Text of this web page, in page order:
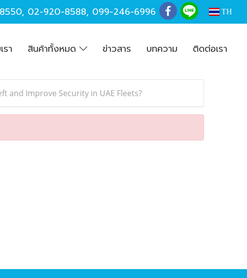
, 02-920-8588, 099-246-6996 TH
รา สินค้าทั้งหมด ข่าวสาร บทความ ติดต่อเรา
and Improve Security in UAE Fleets?